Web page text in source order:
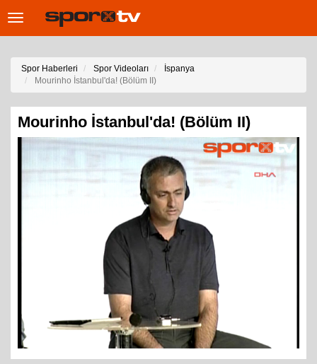
Toggle
Spor Haberleri Spor Videoları
İspanya
Mourinho İstanbul'da! (Bölüm II)
Mourinho İstanbul'da! (Bölüm II)